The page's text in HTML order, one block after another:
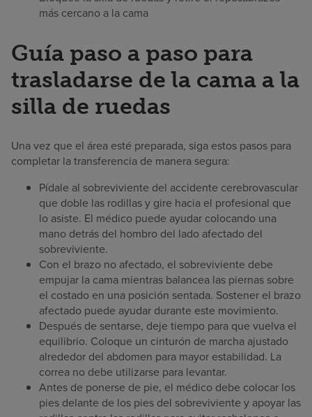
más cercano a la cama
Guía paso a paso para
trasladarse de la cama a la
silla de ruedas
Una vez que el área esté preparada, siga estos pasos para
completar la transferencia de manera segura:
Pídale al sobreviviente del accidente cerebrovascular
que doble las rodillas y gire hacia el profesional que
lo asiste. El médico puede ayudar colocando una
mano detrás del hombro del lado afectado del
sobreviviente.
Con el brazo no afectado, el sobreviviente debe
empujar la cama mientras balancea las piernas sobre
el costado en una posición sentada. Sostener el brazo
afectado puede ayudar durante este movimiento.
Después de sentarse, deje tiempo para que vuelva el
equilibrio. Coloque un cinturón de marcha ajustado
alrededor del abdomen para mayor estabilidad. La
correa no debe utilizarse para levantar.
Antes de ponerse de pie, el médico debe colocar los
pies delante de los pies del sobreviviente y apoyar las